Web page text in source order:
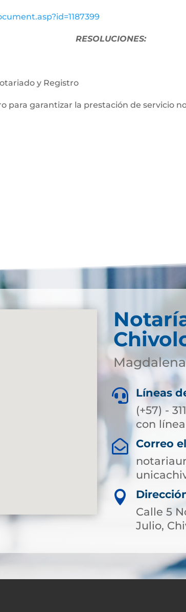
RESOLUCIONES:
y Registro
para garantizar la prestación de servicio
Magdalena

Líneas
(+57) -
con

Correo

Calle 5
Julio,